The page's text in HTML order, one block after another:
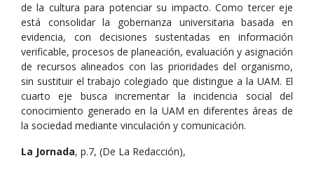
de la cultura para potenciar su impacto. Como tercer eje
está consolidar la gobernanza universitaria basada en
evidencia, con decisiones sustentadas en información
verificable, procesos de planeación, evaluación y asignación
de recursos alineados con las prioridades del organismo,
sin sustituir el trabajo colegiado que distingue a la UAM. El
cuarto eje busca incrementar la incidencia social del
conocimiento generado en la UAM en diferentes áreas de
la sociedad mediante vinculación y comunicación.
La Jornada, p.7, (De La Redacción),